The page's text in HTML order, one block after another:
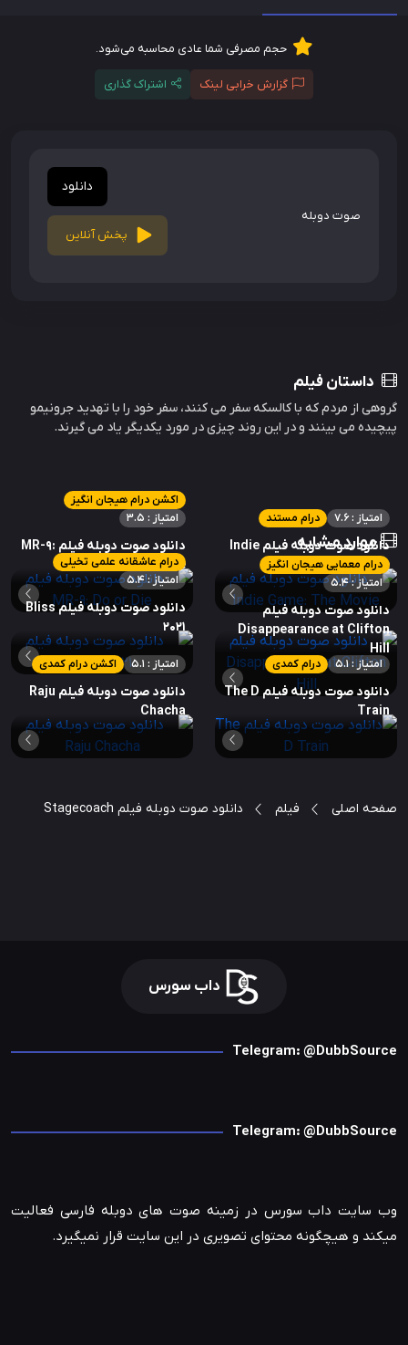
حجم مصرفی شما عادی محاسبه می‌شود.
گزارش خرابی لینک اشتراک گذاری
صوت دوبله
دانلود
پخش آنلاین
داستان فیلم
گروهی از مردم که با کالسکه سفر می کنند، سفر خود را با تهدید جرونیمو
پیچیده می بینند و در این روند چیزی در مورد یکدیگر یاد می گیرند.
موارد مشابه
درام مستند امتیاز : 7.6
دانلود صوت دوبله فیلم Indie
Game: The Movie
اکشن درام هیجان انگیز
امتیاز : 3.5
دانلود صوت دوبله فیلم MR-9:
Do or Die
درام معمایی هیجان انگیز
امتیاز : 5.4
دانلود صوت دوبله فیلم
Disappearance at Clifton
Hill
درام عاشقانه علمی تخیلی
امتیاز : 5.4
دانلود صوت دوبله فیلم Bliss
2021
درام کمدی امتیاز : 5.1
دانلود صوت دوبله فیلم The D
Train
اکشن درام کمدی امتیاز : 5.1
دانلود صوت دوبله فیلم Raju
Chacha
صفحه اصلی فیلم دانلود صوت دوبله فیلم Stagecoach
داب سورس
Telegram: @DubbSource
Telegram: @DubbSource
وب سایت داب سورس در زمینه صوت های دوبله فارسی فعالیت
میکند و هیچگونه محتوای تصویری در این سایت قرار نمیگیرد.